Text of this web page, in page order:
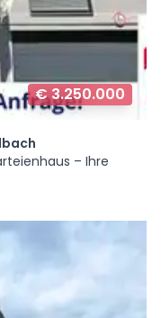
€ 3.250.000
– Ihre